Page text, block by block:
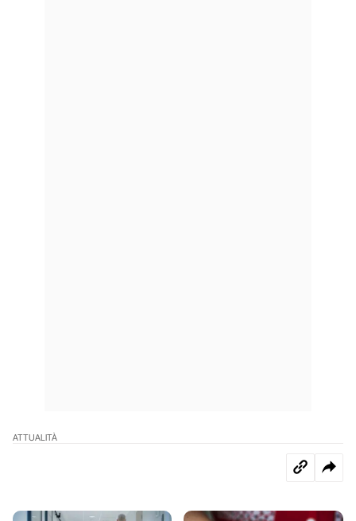
ATTUALITÀ